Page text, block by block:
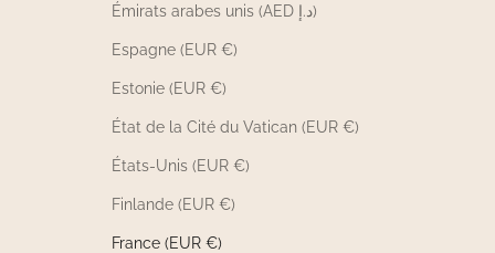
Émirats arabes unis (AED د.إ)
Espagne (EUR €)
Estonie (EUR €)
État de la Cité du Vatican (EUR €)
États-Unis (EUR €)
Finlande (EUR €)
France (EUR €)